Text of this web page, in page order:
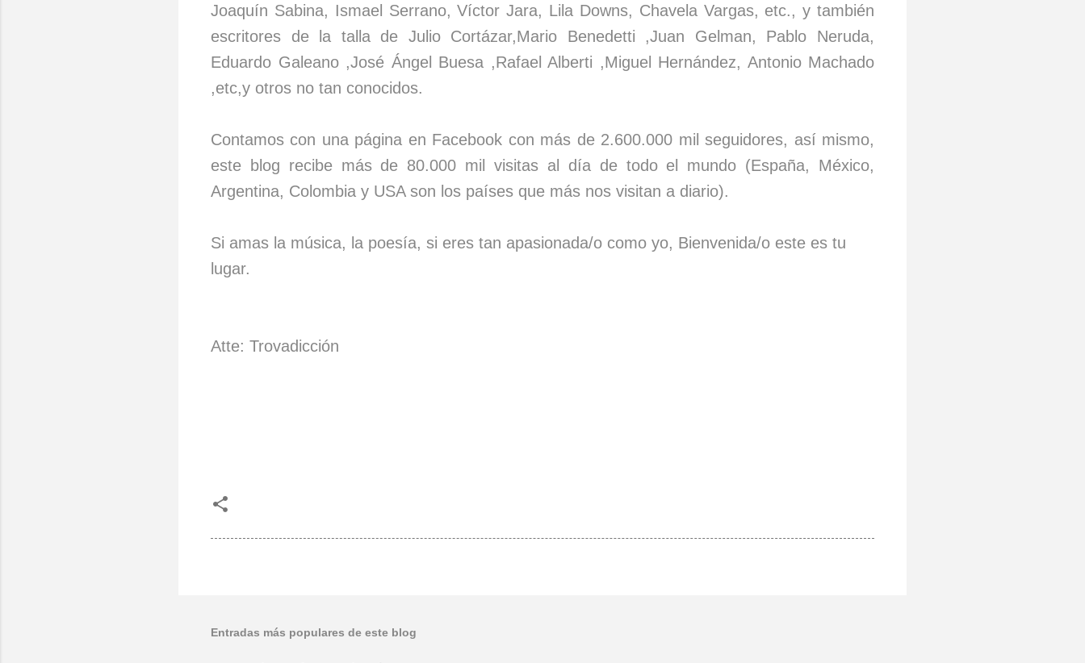
Joaquín Sabina, Ismael Serrano, Víctor Jara, Lila Downs, Chavela Vargas, etc., y también
escritores de la talla de Julio Cortázar,Mario Benedetti ,Juan Gelman, Pablo Neruda,
Eduardo Galeano ,José Ángel Buesa ,Rafael Alberti ,Miguel Hernández, Antonio Machado
,etc,y otros no tan conocidos.
Contamos con una página en Facebook con más de 2.600.000 mil seguidores, así mismo,
este blog recibe más de 80.000 mil visitas al día de todo el mundo (España, México,
Argentina, Colombia y USA son los países que más nos visitan a diario).
Si amas la música, la poesía, si eres tan apasionada/o como yo, Bienvenida/o este es tu
lugar.
Atte: Trovadicción
Entradas más populares de este blog